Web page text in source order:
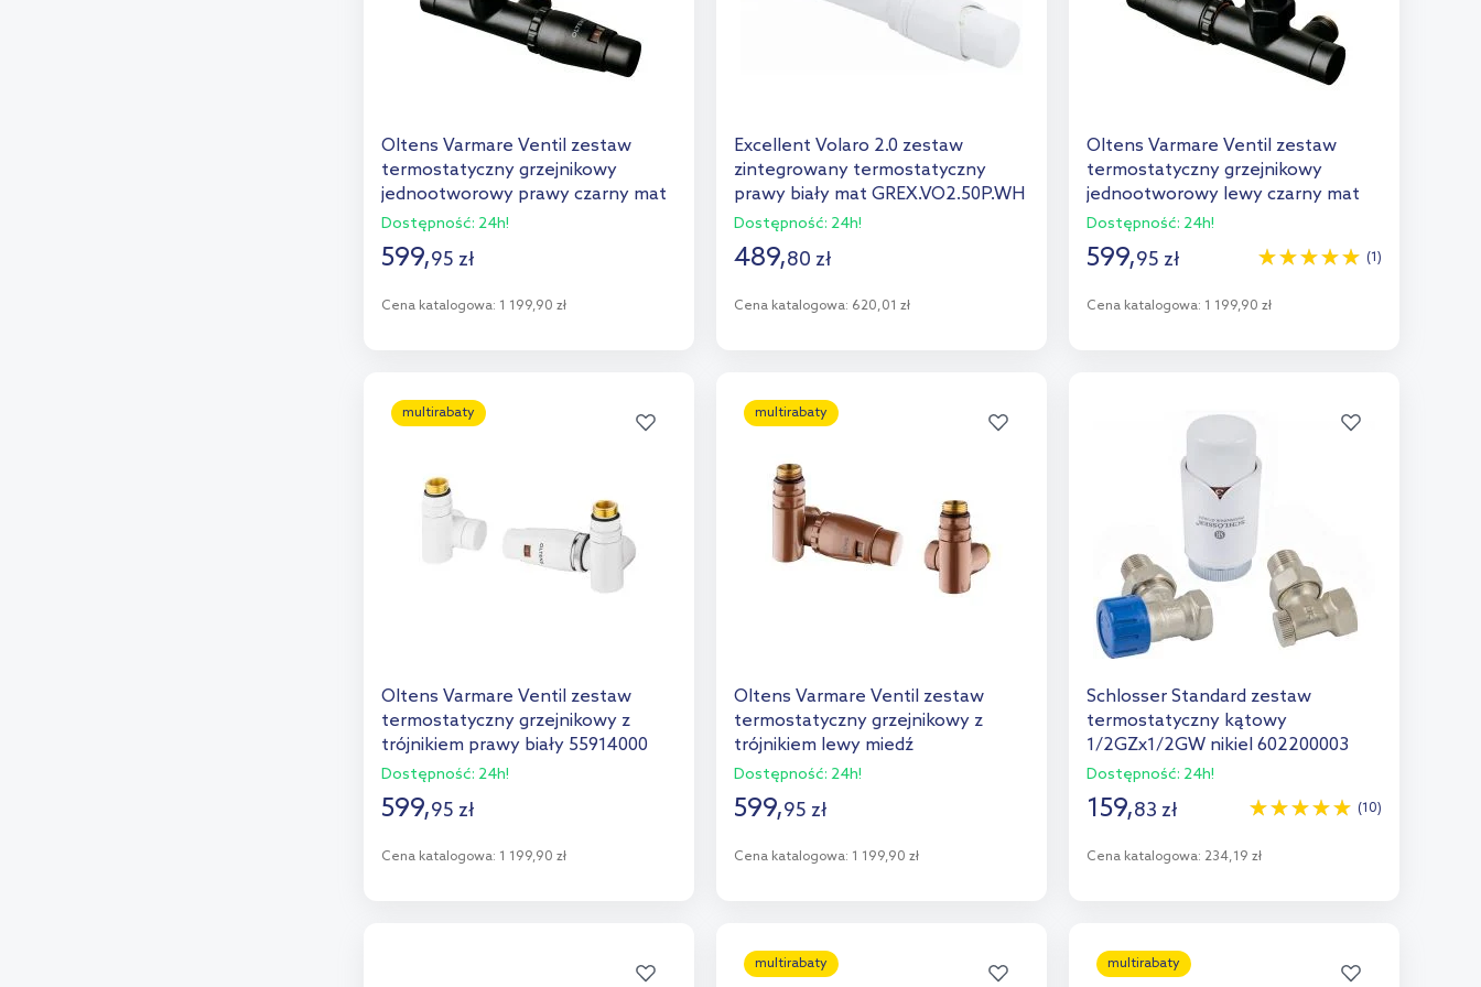
Oltens Varmare Ventil zestaw
termostatyczny grzejnikowy
jednootworowy prawy czarny mat
55906300
Dostępność: 24h!
599,95 zł
Cena katalogowa: 1 199,90 zł
Dodaj do porównania
Excellent Volaro 2.0 zestaw
zintegrowany termostatyczny
prawy biały mat GREX.VO2.50P.WH
Dostępność: 24h!
489,80 zł
Cena katalogowa: 620,01 zł
Dodaj do porównania
Oltens Varmare Ventil zestaw
termostatyczny grzejnikowy
jednootworowy lewy czarny mat
55905300
Dostępność: 24h!
599,95 zł
Cena katalogowa: 1 199,90 zł
(1)
multirabaty
Oltens Varmare Ventil zestaw
termostatyczny grzejnikowy z
trójnikiem prawy biały 55914000
Dostępność: 24h!
599,95 zł
Cena katalogowa: 1 199,90 zł
multirabaty
Oltens Varmare Ventil zestaw
termostatyczny grzejnikowy z
trójnikiem lewy miedź
szczotkowana 55913610
Dostępność: 24h!
599,95 zł
Cena katalogowa: 1 199,90 zł
Dodaj do porównania
Schlosser Standard zestaw
termostatyczny kątowy
1/2GZx1/2GW nikiel 602200003
Dostępność: 24h!
159,83 zł
Cena katalogowa: 234,19 zł
(10)
Dodaj do porównania
multirabaty multirabaty